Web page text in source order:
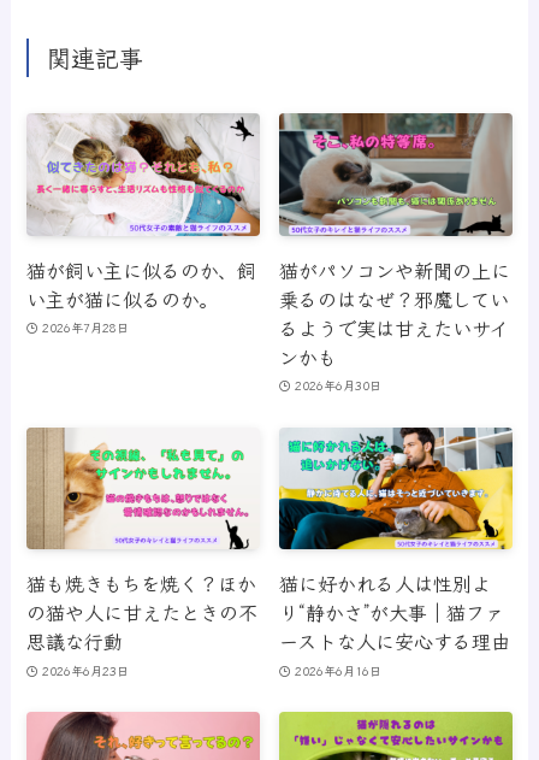
関連記事
猫が飼い主に似るのか、飼
い主が猫に似るのか。
2026年7月28日
猫がパソコンや新聞の上に
乗るのはなぜ？邪魔してい
るようで実は甘えたいサイ
ンかも
2026年6月30日
猫も焼きもちを焼く？ほか
の猫や人に甘えたときの不
思議な行動
2026年6月23日
猫に好かれる人は性別よ
り“静かさ”が大事｜猫ファ
ーストな人に安心する理由
2026年6月16日